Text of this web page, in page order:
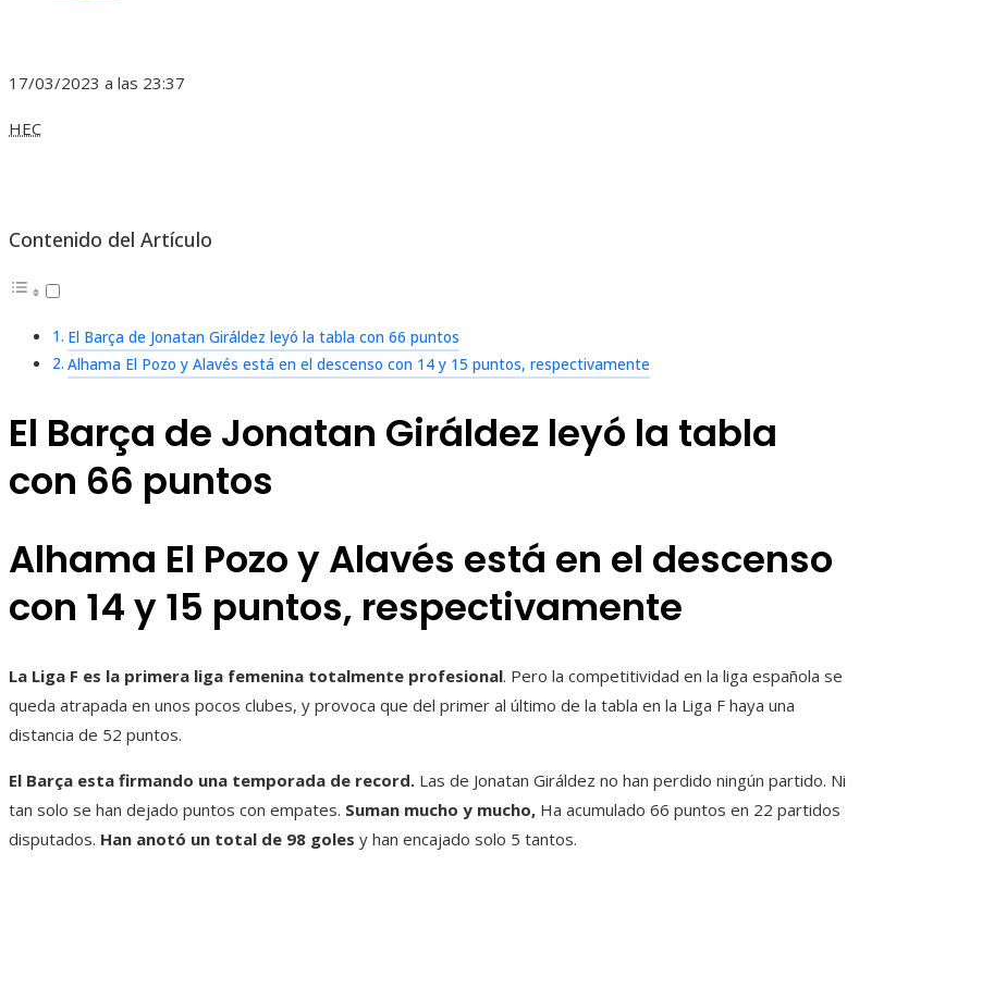
17/03/2023 a las 23:37
HEC
Contenido del Artículo
El Barça de Jonatan Giráldez leyó la tabla con 66 puntos
Alhama El Pozo y Alavés está en el descenso con 14 y 15 puntos, respectivamente
El Barça de Jonatan Giráldez leyó la tabla
con 66 puntos
Alhama El Pozo y Alavés está en el descenso
con 14 y 15 puntos, respectivamente
La Liga F es la primera liga femenina totalmente profesional. Pero la competitividad en la liga española se
queda atrapada en unos pocos clubes, y provoca que del primer al último de la tabla en la Liga F haya una
distancia de 52 puntos.
El Barça esta firmando una temporada de record. Las de Jonatan Giráldez no han perdido ningún partido. Ni
tan solo se han dejado puntos con empates. Suman mucho y mucho, Ha acumulado 66 puntos en 22 partidos
disputados. Han anotó un total de 98 goles y han encajado solo 5 tantos.